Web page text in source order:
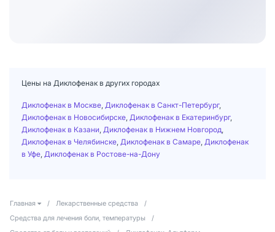
Цены на Диклофенак в других городах
Диклофенак в Москве Диклофенак в Санкт-Петербург,
Диклофенак в Новосибирске Диклофенак в Екатеринбург,
Диклофенак в Казани Диклофенак в Нижнем Новгород
Диклофенак в Челябинске Диклофенак в Самаре Диклофенак
в Уфе Диклофенак в Ростове-на-Дону
Главная / Лекарственные средства
/
Средства для лечения боли, температуры
/